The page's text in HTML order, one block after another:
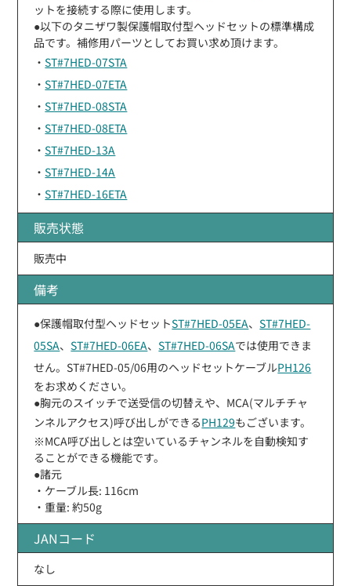
ットを接続する際に使用します。
●以下のタニザワ製保護帽取付型ヘッドセットの標準構成
品です。補修用パーツとしてお買い求め頂けます。
・ST#7HED-07STA
・ST#7HED-07ETA
・ST#7HED-08STA
・ST#7HED-08ETA
・ST#7HED-13A
・ST#7HED-14A
・ST#7HED-16ETA
販売状態
販売中
備考
●保護帽取付型ヘッドセットST#7HED-05EA、ST#7HED-
05SA、ST#7HED-06EA、ST#7HED-06SAでは使用できま
せん。ST#7HED-05/06用のヘッドセットケーブルPH126
をお求めください。
●胸元のスイッチで送受信の切替えや、MCA(マルチチャ
ンネルアクセス)呼び出しができるPH129もございます。
※MCA呼び出しとは空いているチャンネルを自動検知す
ることができる機能です。
●諸元
・ケーブル長: 116cm
・重量: 約50g
JANコード
なし